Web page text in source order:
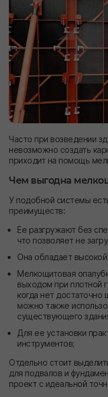
Часто при возведении
невозможно создать
приходит на помощь
Чем выгодна
У подобной системы
преимуществ:
Ее разгружают без
что позволяет не
Она обладает
Мелкощитовая
выходом при плотной
когда нет достаточно
можно также
существующего
Для ее установки
инструментов;
Отдельно стоит
для подвалов и
проект с идеальной